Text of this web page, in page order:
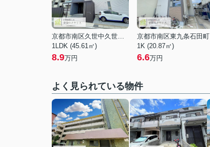
京都市南区久世中久世町１丁目
1LDK (45.61㎡)
8.9万円
京都市南区東九条石田町
1K (20.87㎡)
6.6万円
よく見られている物件